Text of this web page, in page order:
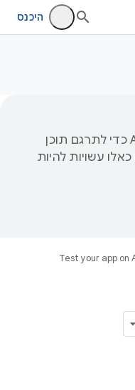
היכנס
‫Google משתמשת בטכנולוגיית AI כדי לתרגם תוכן
עשויות להיות
Test your app on